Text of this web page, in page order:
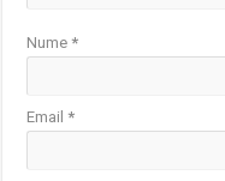
Nume*
Email*